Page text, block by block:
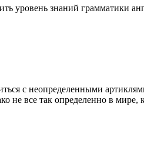
уровень знаний грамматики
с неопределенными
не все так определенно в мире,